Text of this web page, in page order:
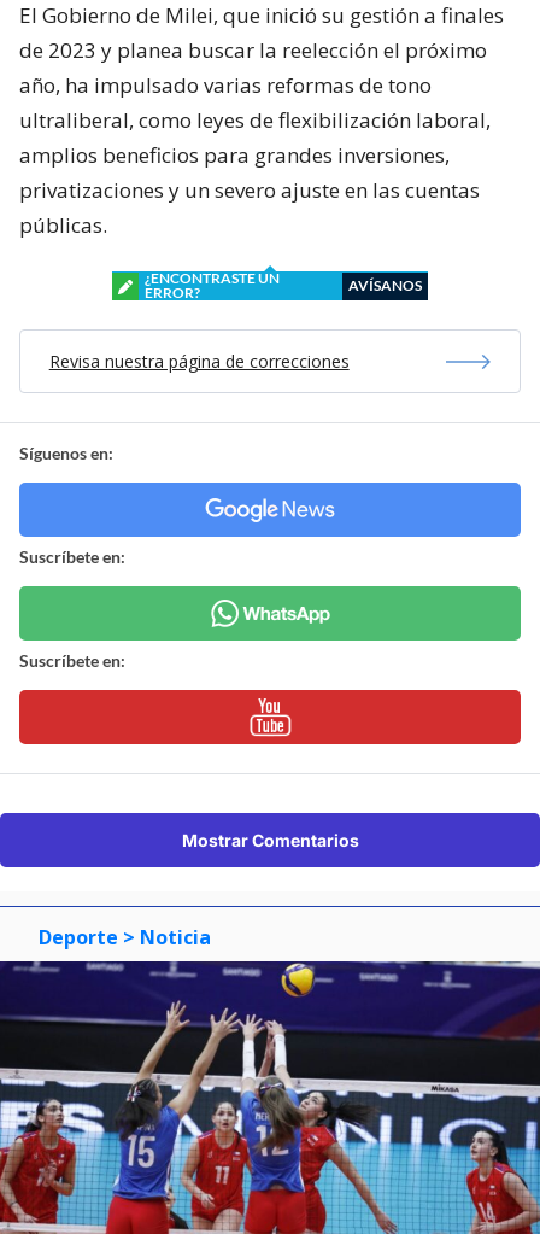
El Gobierno de Milei, que inició su gestión a finales
de 2023 y planea buscar la reelección el próximo
año, ha impulsado varias reformas de tono
ultraliberal, como leyes de flexibilización laboral,
amplios beneficios para grandes inversiones,
privatizaciones y un severo ajuste en las cuentas
públicas.
¿ENCONTRASTE UN
ERROR?
AVÍSANOS
Revisa nuestra página de correcciones
Síguenos en:
Suscríbete en:
Suscríbete en:
Mostrar Comentarios
Deporte > Noticia